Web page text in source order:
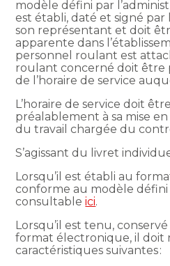
modèle défini par
est établi, daté et signé par
son représentant et doit
apparente dans
personnel roulant est
roulant concerné doit être
de l’horaire de service
L’horaire de service doit
préalablement à sa mise
du travail chargée du
S’agissant du livret
Lorsqu’il est établi au
conforme au modèle défini
consultableici.
Lorsqu’il est tenu,
format électronique, il doit
caractéristiques suivantes :